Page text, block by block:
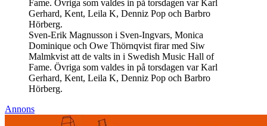
Sven-Erik Magnusson i Sven-Ingvars, Monica
Dominique och Owe Thörnqvist firar med Siw
Malmkvist att de valts in i Swedish Music Hall of
Fame. Övriga som valdes in på torsdagen var Karl
Gerhard, Kent, Leila K, Denniz Pop och Barbro
Hörberg.
Annons